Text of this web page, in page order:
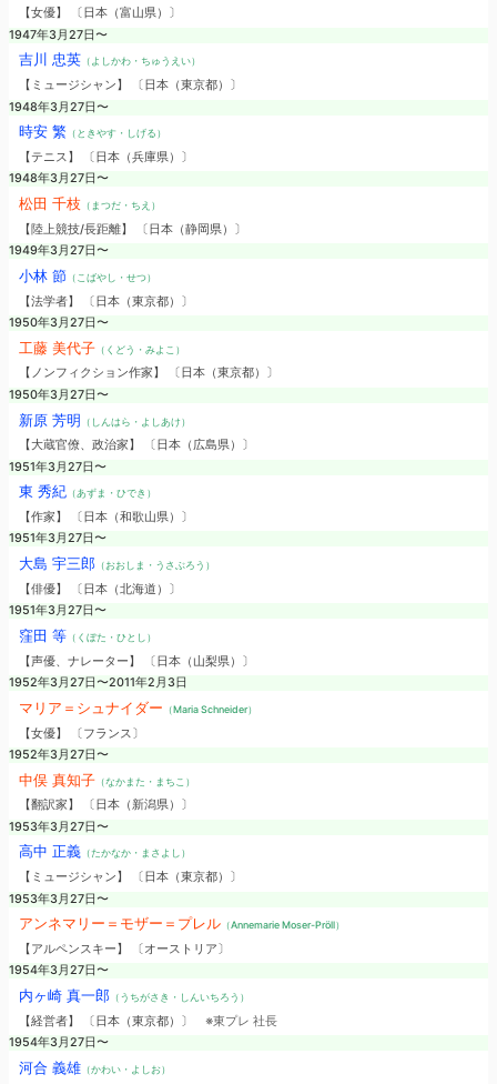
【女優】 〔日本（富山県）〕
1947年3月27日〜
吉川 忠英（よしかわ・ちゅうえい）
【ミュージシャン】 〔日本（東京都）〕
1948年3月27日〜
時安 繁 （ときやす・しげる）
【テニス】 〔日本（兵庫県）〕
1948年3月27日〜
松田 千枝（まつだ・ちえ）
【陸上競技/長距離】 〔日本（静岡県）〕
1949年3月27日〜
小林 節 （こばやし・せつ）
【法学者】 〔日本（東京都）〕
1950年3月27日〜
工藤 美代子（くどう・みよこ）
【ノンフィクション作家】 〔日本（東京都）〕
1950年3月27日〜
新原 芳明 （しんはら・よしあけ）
【大蔵官僚、政治家】 〔日本（広島県）〕
1951年3月27日〜
東 秀紀（あずま・ひでき）
【作家】 〔日本（和歌山県）〕
1951年3月27日〜
大島 宇三郎（おおしま・うさぶろう）
【俳優】 〔日本（北海道）〕
1951年3月27日〜
窪田 等（くぼた・ひとし）
【声優、ナレーター】 〔日本（山梨県）〕
1952年3月27日〜2011年2月3日
マリア＝シュナイダー （Maria Schneider）
【女優】 〔フランス〕
1952年3月27日〜
中俣 真知子（なかまた・まちこ）
【翻訳家】 〔日本（新潟県）〕
1953年3月27日〜
高中 正義（たかなか・まさよし）
【ミュージシャン】 〔日本（東京都）〕
1953年3月27日〜
アンネマリー＝モザー＝プレル（Annemarie Moser-Pröll）
【アルペンスキー】 〔オーストリア〕
1954年3月27日〜
内ヶ崎 真一郎（うちがさき・しんいちろう）
【経営者】 〔日本（東京都）〕 ※東プレ 社長
1954年3月27日〜
河合 義雄（かわい・よしお）